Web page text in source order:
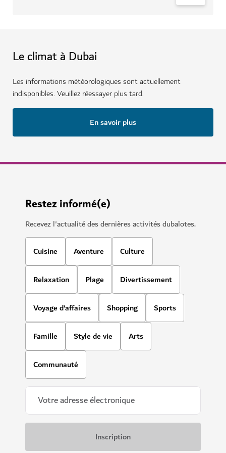
Le climat à Dubai
Les informations météorologiques sont actuellement
indisponibles. Veuillez réessayer plus tard.
En savoir plus
Restez informé(e)
Recevez l'actualité des dernières activités dubaïotes.
Cuisine Aventure Culture
Relaxation Plage Divertissement
Voyage d’affaires Shopping Sports
Famille Style de vie Arts
Communauté